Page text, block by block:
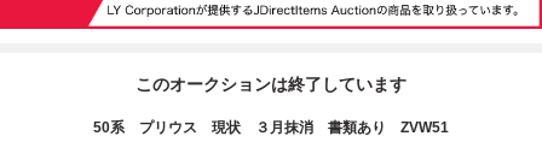
このオークションは終了しています
50系 プリウス 現状 ３月抹消 書類あり ZVW51